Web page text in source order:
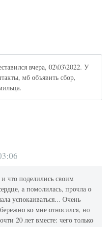
вчера, 02\03\2022. У
мб объявить сбор,
что поделились своим
а помолилась, прочла о
успокаиваться... Очень
ко мне относился, но
20 лет вместе: чего только